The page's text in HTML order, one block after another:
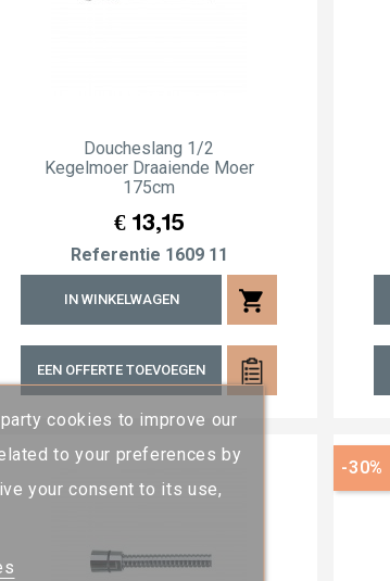
cookies to improve our
to your preferences by
your consent to its use,
Doucheslang 1/2
Kegelmoer Draaiende Moer
175cm
Prijs
€ 13,15
Referentie 1609 11
IN WINKELWAGEN shopping_cart
EEN OFFERTE TOEVOEGEN
-30%